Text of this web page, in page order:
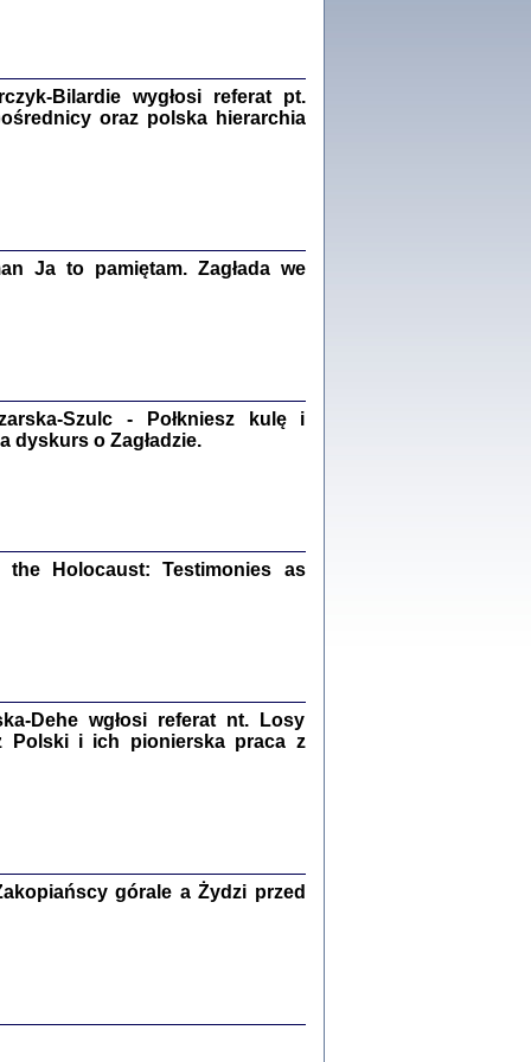
Bańkowska
Bańkowska, wstęp Jacek Leociak
Warszawa 2021
NAM KOLEJNA GODZINA ...
w ukryciu w latach 1943-1944
Bilardie wygłosi referat pt.
oraz polska hierarchia
Ja to pamiętam. Zagłada we
Szulc - Połkniesz kulę i
dyskurs o Zagładzie.
the Holocaust: Testimonies as
Dehe wgłosi referat nt. Losy
Polski i ich pionierska praca z
górale a Żydzi przed